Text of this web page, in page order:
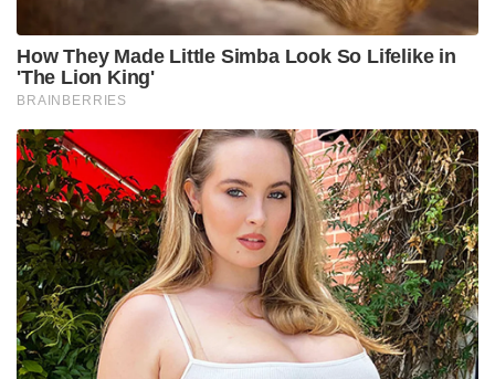
How They Made Little Simba Look So Lifelike in
'The Lion King'
BRAINBERRIES